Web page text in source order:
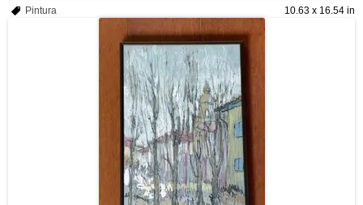
10.63 x 16.54 in
Pintura